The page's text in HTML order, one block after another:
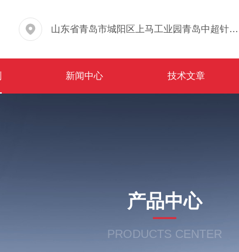
山东省青岛市城阳区上马工业园青岛中超针织有限公司院内东办公楼三层
新闻中心 技术文章
产品中心
PRODUCTS CENTER